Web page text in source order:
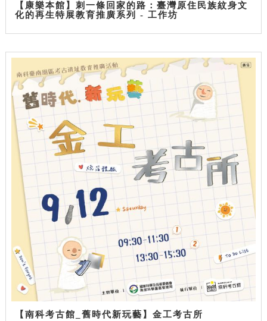
【康樂本館】刺一條回家的路：臺灣原住民族紋身文
化的再生特展教育推廣系列 - 工作坊
【南科考古館_舊時代新玩藝】金工考古所